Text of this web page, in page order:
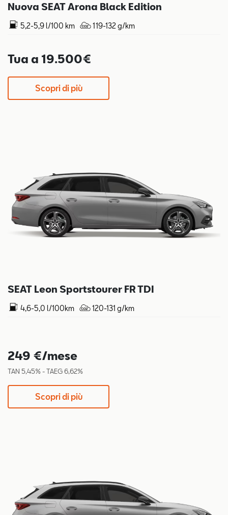
Nuova SEAT Arona Black Edition
5,2-5,9 l/100 km 119-132 g/km
Tua a 19.500€
Scopri di più
SEAT Leon Sportstourer FR TDI
4,6-5,0 l/100km 120-131 g/km
249 €/mese
TAN 5,45% - TAEG 6,62%
Scopri di più